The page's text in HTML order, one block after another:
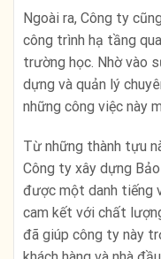
Ngoài ra, Công ty
công trình hạ tầng
trường học. Nhờ vào
dựng và quản lý
những công việc này
Từ những thành tựu
Công ty xây dựng
được một danh tiếng
cam kết với chất
đã giúp công ty này